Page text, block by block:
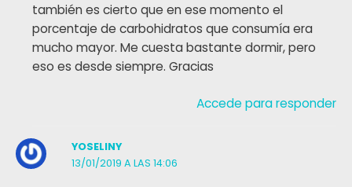
también es cierto que en ese momento el
porcentaje de carbohidratos que consumía era
mucho mayor. Me cuesta bastante dormir, pero
eso es desde siempre. Gracias
Accede para responder
YOSELINY
13/01/2019 A LAS 14:06